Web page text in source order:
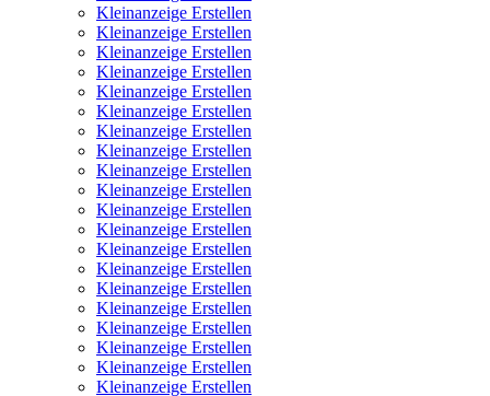
Kleinanzeige Erstellen
Kleinanzeige Erstellen
Kleinanzeige Erstellen
Kleinanzeige Erstellen
Kleinanzeige Erstellen
Kleinanzeige Erstellen
Kleinanzeige Erstellen
Kleinanzeige Erstellen
Kleinanzeige Erstellen
Kleinanzeige Erstellen
Kleinanzeige Erstellen
Kleinanzeige Erstellen
Kleinanzeige Erstellen
Kleinanzeige Erstellen
Kleinanzeige Erstellen
Kleinanzeige Erstellen
Kleinanzeige Erstellen
Kleinanzeige Erstellen
Kleinanzeige Erstellen
Kleinanzeige Erstellen